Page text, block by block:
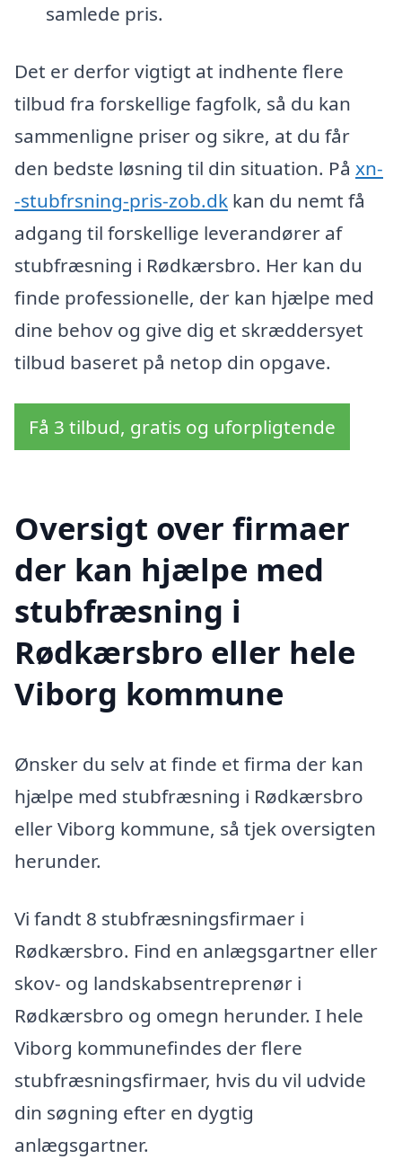
samlede pris.
Det er derfor vigtigt at indhente flere
tilbud fra forskellige fagfolk, så du kan
sammenligne priser og sikre, at du får
den bedste løsning til din situation. På xn-
-stubfrsning-pris-zob.dk kan du nemt få
adgang til forskellige leverandører af
stubfræsning i Rødkærsbro. Her kan du
finde professionelle, der kan hjælpe med
dine behov og give dig et skræddersyet
tilbud baseret på netop din opgave.
Få 3 tilbud, gratis og uforpligtende
Oversigt over firmaer
der kan hjælpe med
stubfræsning i
Rødkærsbro eller hele
Viborg kommune
Ønsker du selv at finde et firma der kan
hjælpe med stubfræsning i Rødkærsbro
eller Viborg kommune, så tjek oversigten
herunder.
Vi fandt 8 stubfræsningsfirmaer i
Rødkærsbro. Find en anlægsgartner eller
skov- og landskabsentreprenør i
Rødkærsbro og omegn herunder. I hele
Viborg kommunefindes der flere
stubfræsningsfirmaer, hvis du vil udvide
din søgning efter en dygtig
anlægsgartner.